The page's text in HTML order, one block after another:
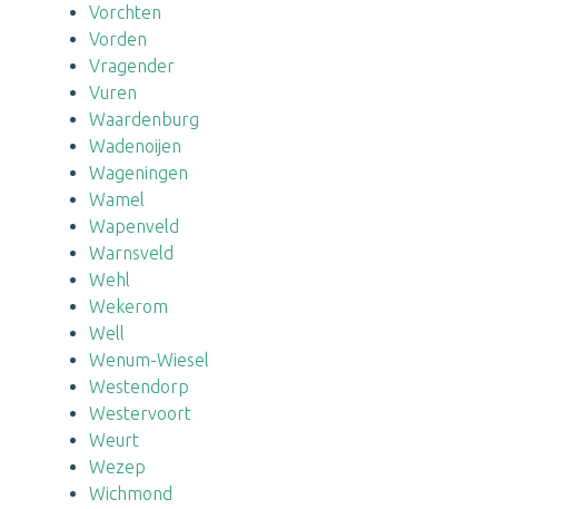
Vorchten
Vorden
Vragender
Vuren
Waardenburg
Wadenoijen
Wageningen
Wamel
Wapenveld
Warnsveld
Wehl
Wekerom
Well
Wenum-Wiesel
Westendorp
Westervoort
Weurt
Wezep
Wichmond